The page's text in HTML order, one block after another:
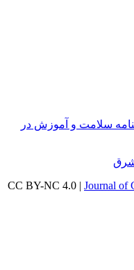
سلامت و آموزش در
Journal